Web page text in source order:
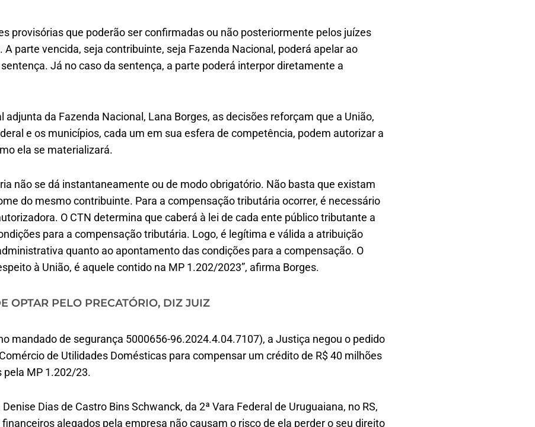
provisórias que poderão ser confirmadas ou não posteriormente pelos juízes
A parte vencida, seja contribuinte, seja Fazenda Nacional, poderá apelar ao
Já no caso da sentença, a parte poderá interpor diretamente a
adjunta da Fazenda Nacional, Lana Borges, as decisões reforçam que a União,
e os municípios, cada um em sua esfera de competência, podem autorizar a
ela se materializará.
não se dá instantaneamente ou de modo obrigatório. Não basta que existam
do mesmo contribuinte. Para a compensação tributária ocorrer, é necessário
O CTN determina que caberá à lei de cada ente público tributante a
para a compensação tributária. Logo, é legítima e válida a atribuição
quanto ao apontamento das condições para a compensação. O
à União, é aquele contido na MP 1.202/2023”, afirma Borges.
OPTAR PELO PRECATÓRIO, DIZ JUIZ
mandado de segurança 5000656-96.2024.4.04.7107), a Justiça negou o pedido
de Utilidades Domésticas para compensar um crédito de R$ 40 milhões
MP 1.202/23.
Dias de Castro Bins Schwanck, da 2ª Vara Federal de Uruguaiana, no RS,
alegados pela empresa não causam o risco de ela perder o seu direito